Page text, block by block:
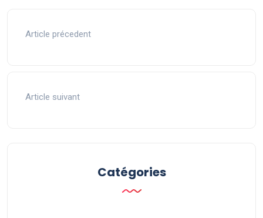
Article précedent
Article suivant
Catégories